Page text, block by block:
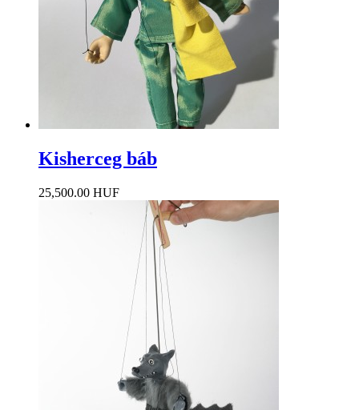
Kisherceg báb
25,500.00 HUF